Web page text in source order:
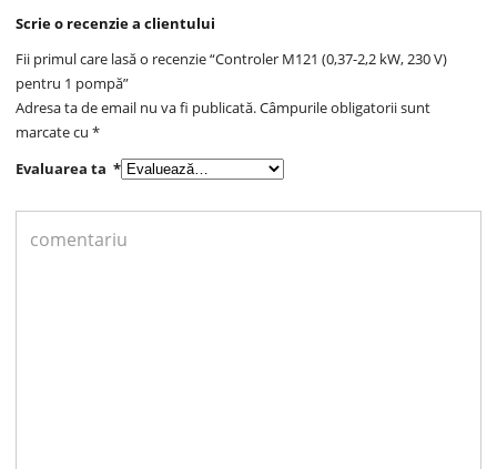
Scrie o recenzie a clientului
Fii primul care lasă o recenzie “Controler M121 (0,37-2,2 kW, 230 V)
pentru 1 pompă”
Adresa ta de email nu va fi publicată.Câmpurile obligatorii sunt
marcate cu*
Evaluarea ta*